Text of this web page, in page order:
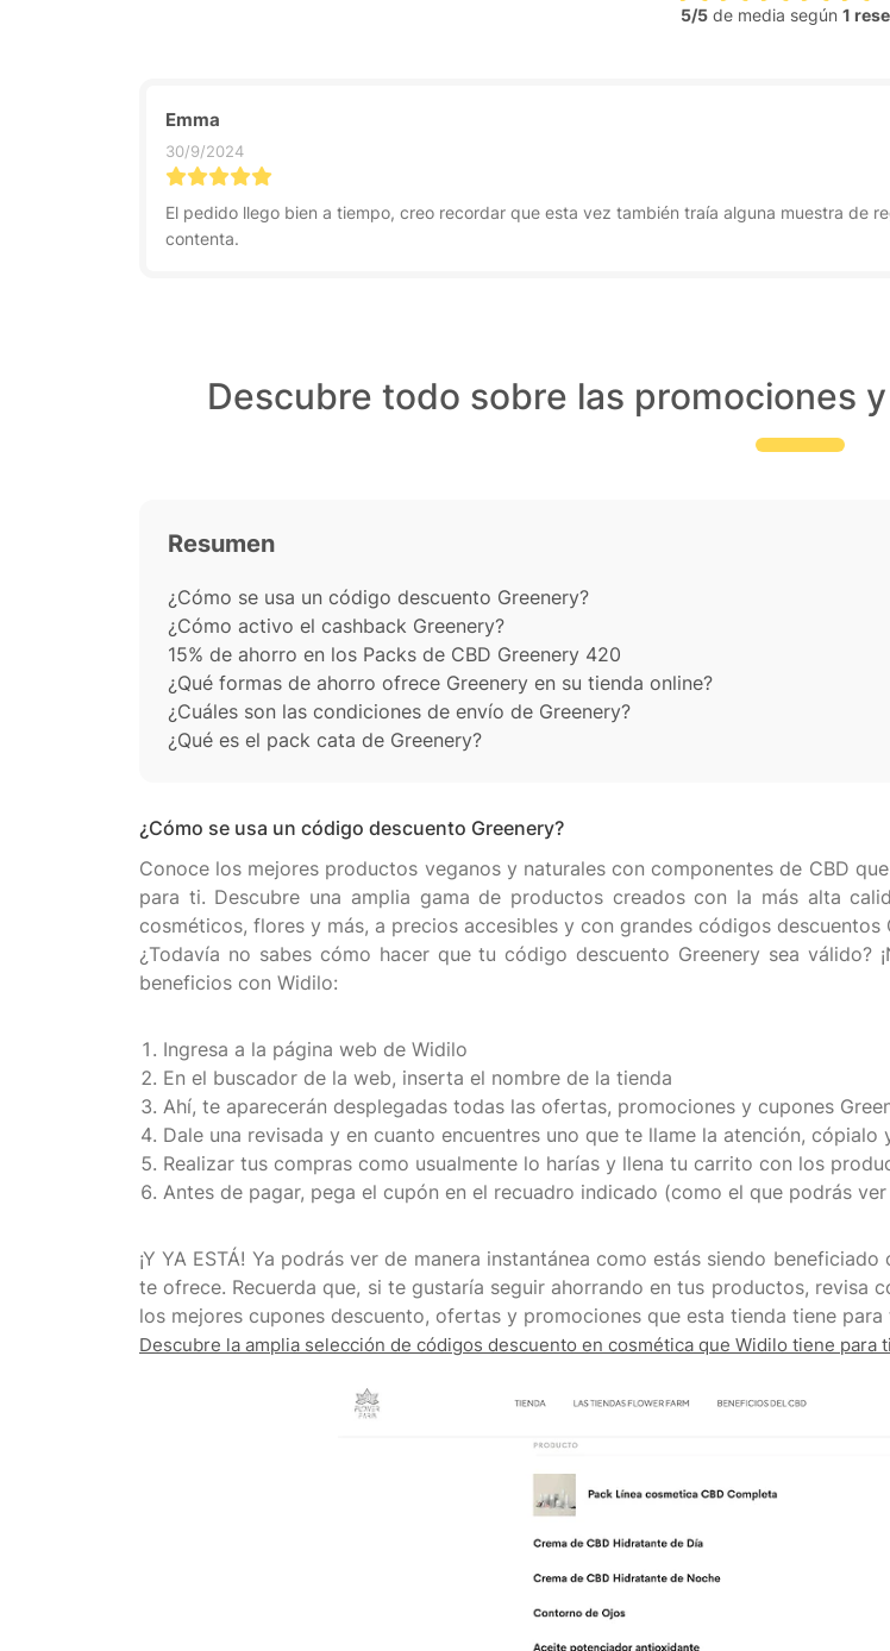
5/5de media según 1
Emma
30/9/2024
El pedido llego bien a tiempo, creo recordar que esta vez también traía alguna muestra de
contenta.
Descubre todo sobre las promociones
Resumen
¿Cómo se usa un código descuento Greenery?
¿Cómo activo el cashback Greenery?
15% de ahorro en los Packs de CBD Greenery 420
¿Qué formas de ahorro ofrece Greenery en su tienda online?
¿Cuáles son las condiciones de envío de Greenery?
¿Qué es el pack cata de Greenery?
¿Cómo se usa un código descuento Greenery?
Conoce los mejores productos veganos y naturales con componentes de CBD
para ti. Descubre una amplia gama de productos creados con la más alta
cosméticos, flores y más, a precios accesibles y con grandes códigos descuentos
¿Todavía no sabes cómo hacer que tu código descuento Greenery sea
beneficios con Widilo:
Ingresa a la página web de Widilo
En el buscador de la web, inserta el nombre de la tienda
Ahí, te aparecerán desplegadas todas las ofertas, promociones y cupones
Dale una revisada y en cuanto encuentres uno que te llame la atención,
Realizar tus compras como usualmente lo harías y llena tu carrito con los
Antes de pagar, pega el cupón en el recuadro indicado (como el que podrás ver
¡Y YA ESTÁ! Ya podrás ver de manera instantánea como estás siendo
te ofrece. Recuerda que, si te gustaría seguir ahorrando en tus productos, revisa
Descubre la amplia selección de códigos descuento en cosmética que Widilo tiene para ti